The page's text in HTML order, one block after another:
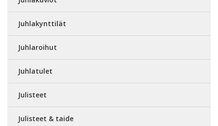
Juhlakynttilät
Juhlaroihut
Juhlatulet
Julisteet
Julisteet & taide